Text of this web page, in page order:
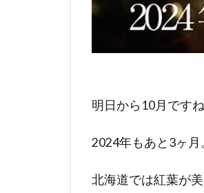
明日から10月ですね
2024年もあと3ヶ月
北海道では紅葉が美